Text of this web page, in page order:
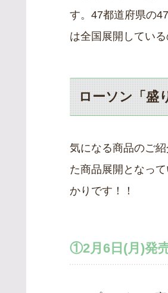
す。47都道府県の
は全国展開してい
ローソン「盛
気になる商品のご
た商品展開となっ
かりです！！
①2月6日(月)発